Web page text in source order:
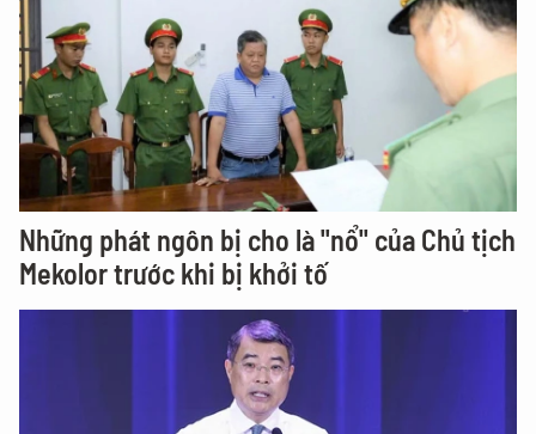
Những phát ngôn bị cho là "nổ" của Chủ tịch
Mekolor trước khi bị khởi tố